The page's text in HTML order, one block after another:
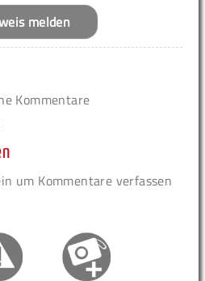
melden
Kommentare
um Kommentare verfassen